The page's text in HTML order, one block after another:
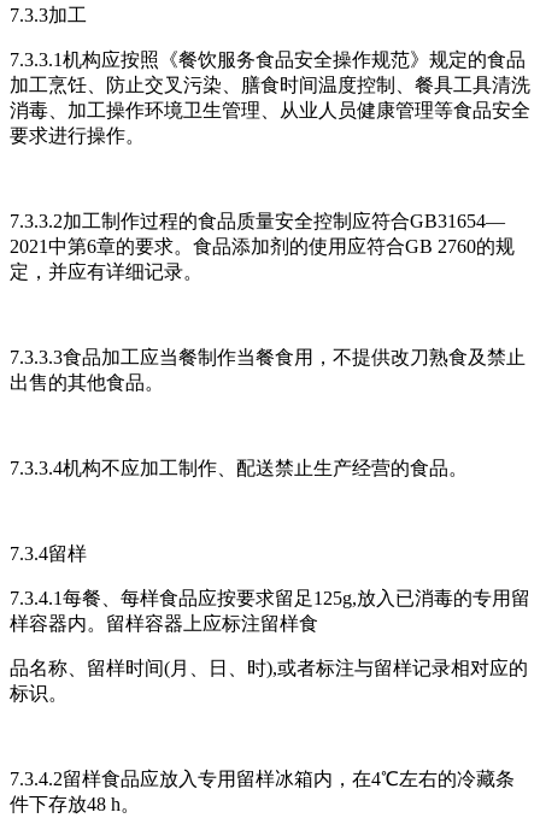
7.3.3加工
7.3.3.1机构应按照《餐饮服务食品安全操作规范》规定的食品
加工烹饪、防止交叉污染、膳食时间温度控制、餐具工具清洗
消毒、加工操作环境卫生管理、从业人员健康管理等食品安全
要求进行操作。
7.3.3.2加工制作过程的食品质量安全控制应符合GB31654—
2021中第6章的要求。食品添加剂的使用应符合GB 2760的规
定，并应有详细记录。
7.3.3.3食品加工应当餐制作当餐食用，不提供改刀熟食及禁止
出售的其他食品。
7.3.3.4机构不应加工制作、配送禁止生产经营的食品。
7.3.4留样
7.3.4.1每餐、每样食品应按要求留足125g,放入已消毒的专用留
样容器内。留样容器上应标注留样食
品名称、留样时间(月、日、时),或者标注与留样记录相对应的
标识。
7.3.4.2留样食品应放入专用留样冰箱内，在4℃左右的冷藏条
件下存放48 h。